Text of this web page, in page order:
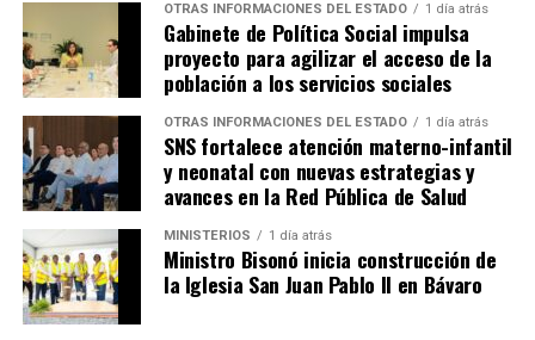
OTRAS INFORMACIONES DEL ESTADO 1 día atrás
Gabinete de Política Social impulsa
proyecto para agilizar el acceso de la
población a los servicios sociales
OTRAS INFORMACIONES DEL ESTADO 1 día atrás
SNS fortalece atención materno-infantil
y neonatal con nuevas estrategias y
avances en la Red Pública de Salud
MINISTERIOS 1 día atrás
Ministro Bisonó inicia construcción de
la Iglesia San Juan Pablo II en Bávaro